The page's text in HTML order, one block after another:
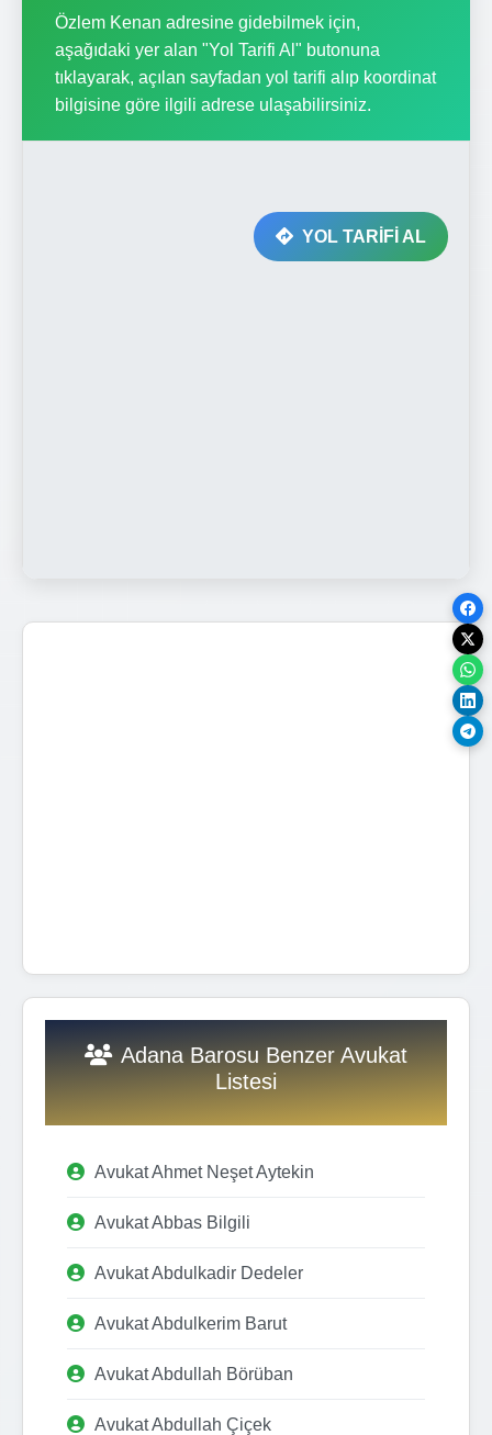
Özlem Kenan adresine gidebilmek için,
aşağıdaki yer alan "Yol Tarifi Al" butonuna
tıklayarak, açılan sayfadan yol tarifi alıp koordinat
bilgisine göre ilgili adrese ulaşabilirsiniz.
YOL TARİFİ AL
Adana Barosu Benzer Avukat
Listesi
Avukat Ahmet Neşet Aytekin
Avukat Abbas Bilgili
Avukat Abdulkadir Dedeler
Avukat Abdulkerim Barut
Avukat Abdullah Börüban
Avukat Abdullah Çiçek